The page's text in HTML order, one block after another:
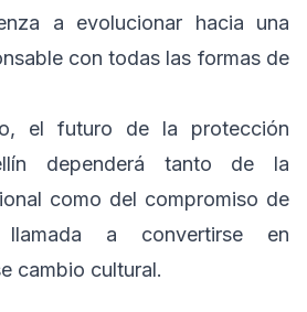
a evolucionar hacia una
con todas las formas de
el futuro de la protección
dependerá tanto de la
como del compromiso de
llamada a convertirse en
cambio cultural.